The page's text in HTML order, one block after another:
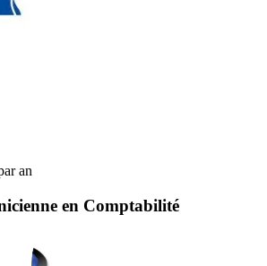
an
en Comptabilité